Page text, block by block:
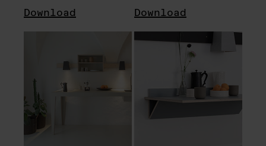
Download Download